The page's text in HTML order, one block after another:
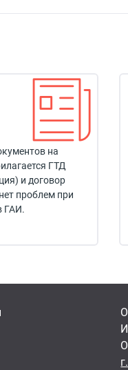
на
ГТД
и договор
проблем при
ГАИ.